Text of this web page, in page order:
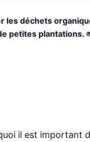
les déchets
petites plantations.
il est important